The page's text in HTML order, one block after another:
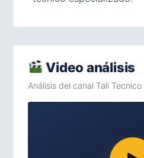
Video análisis
Análisis del canal Tali Tecnico